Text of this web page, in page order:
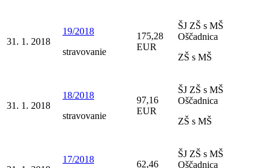
31. 1. 2018
19/2018
stravovanie
175,28
EUR
ŠJ ZŠ s MŠ
Oščadnica
ZŠ s MŠ
31. 1. 2018
18/2018
stravovanie
97,16
EUR
ŠJ ZŠ s MŠ
Oščadnica
ZŠ s MŠ
17/2018
62,46
ŠJ ZŠ s MŠ
Oščadnica